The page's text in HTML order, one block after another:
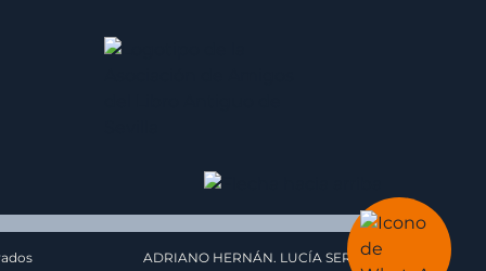
ADRIANO HERNÁN. LUCÍA SERRAT.